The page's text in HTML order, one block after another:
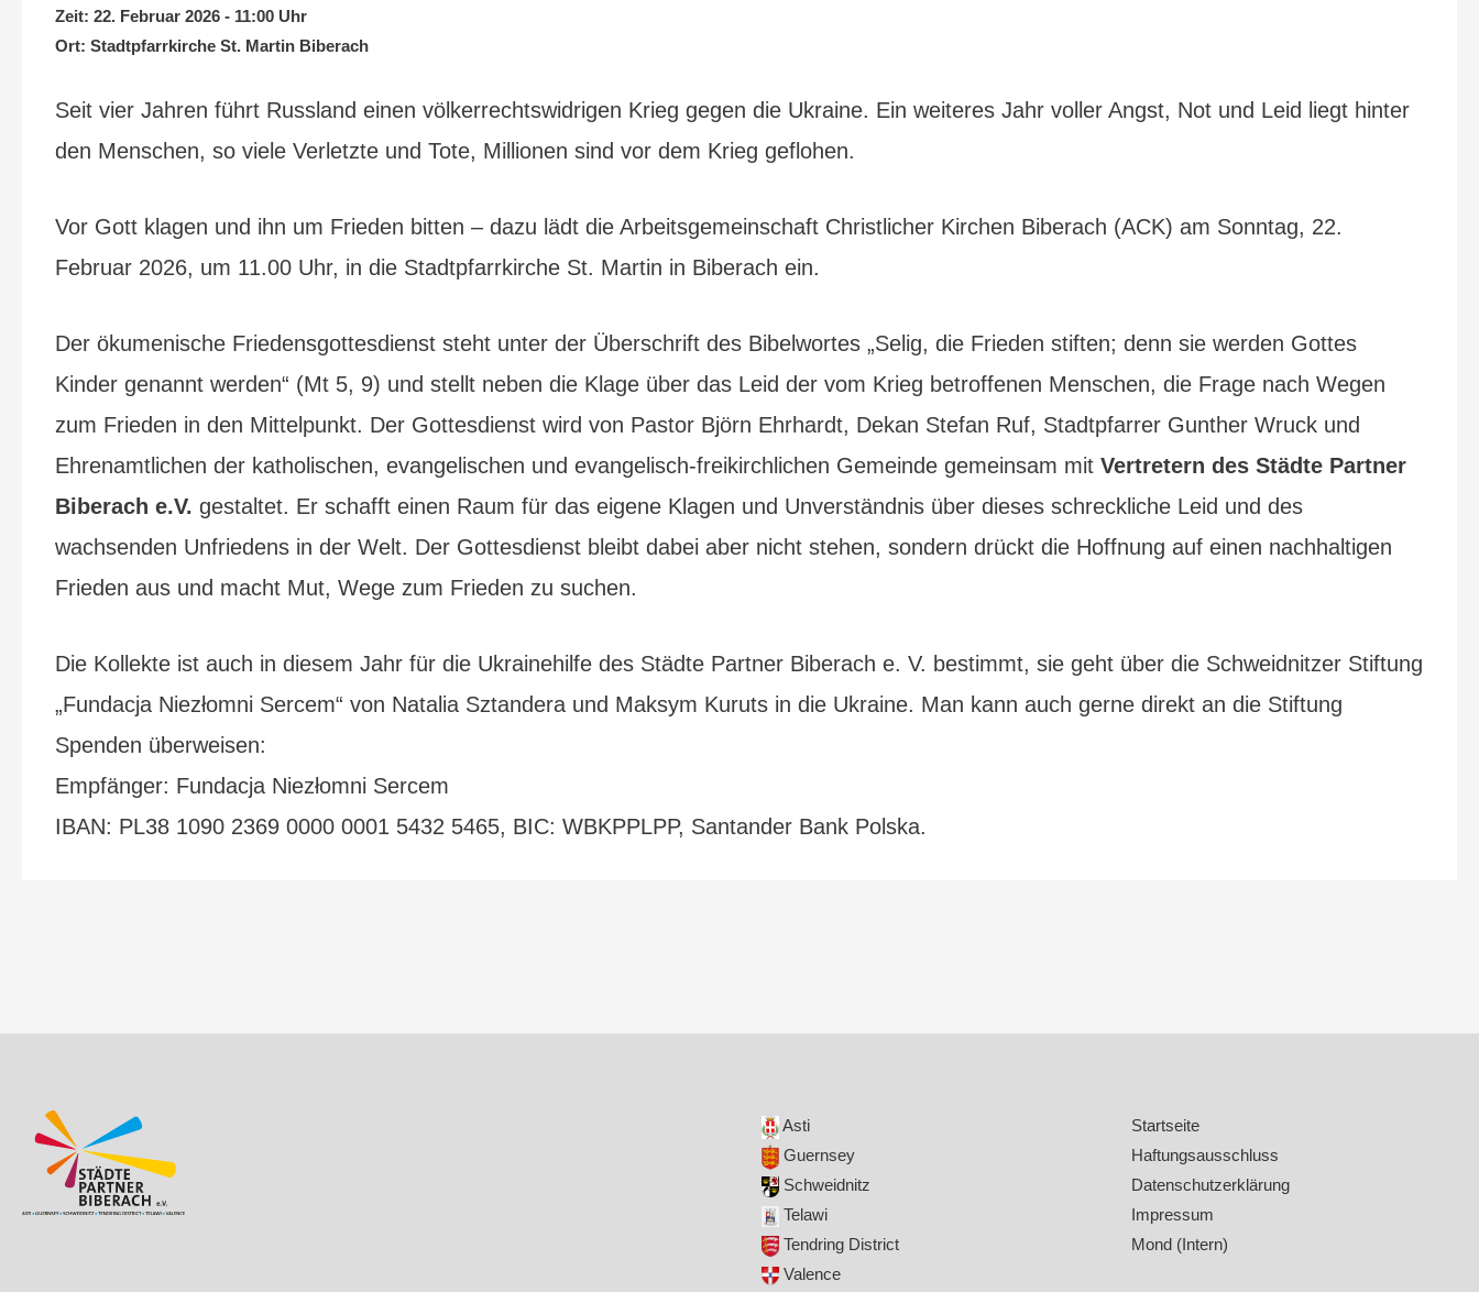
Zeit: 22. Februar 2026 - 11:00 Uhr
Ort: Stadtpfarrkirche St. Martin Biberach
Seit vier Jahren führt Russland einen völkerrechtswidrigen Krieg gegen die Ukraine. Ein weiteres Jahr voller Angst, Not und Leid liegt hinter
den Menschen, so viele Verletzte und Tote, Millionen sind vor dem Krieg geflohen.
Vor Gott klagen und ihn um Frieden bitten – dazu lädt die Arbeitsgemeinschaft Christlicher Kirchen Biberach (ACK) am Sonntag, 22.
Februar 2026, um 11.00 Uhr, in die Stadtpfarrkirche St. Martin in Biberach ein.
Der ökumenische Friedensgottesdienst steht unter der Überschrift des Bibelwortes „Selig, die Frieden stiften; denn sie werden Gottes
Kinder genannt werden“ (Mt 5, 9) und stellt neben die Klage über das Leid der vom Krieg betroffenen Menschen, die Frage nach Wegen
zum Frieden in den Mittelpunkt. Der Gottesdienst wird von Pastor Björn Ehrhardt, Dekan Stefan Ruf, Stadtpfarrer Gunther Wruck und
Ehrenamtlichen der katholischen, evangelischen und evangelisch-freikirchlichen Gemeinde gemeinsam mit Vertretern des Städte Partner
Biberach e.V. gestaltet. Er schafft einen Raum für das eigene Klagen und Unverständnis über dieses schreckliche Leid und des
wachsenden Unfriedens in der Welt. Der Gottesdienst bleibt dabei aber nicht stehen, sondern drückt die Hoffnung auf einen nachhaltigen
Frieden aus und macht Mut, Wege zum Frieden zu suchen.
Die Kollekte ist auch in diesem Jahr für die Ukrainehilfe des Städte Partner Biberach e. V. bestimmt, sie geht über die Schweidnitzer Stiftung
„Fundacja Niezłomni Sercem“ von Natalia Sztandera und Maksym Kuruts in die Ukraine. Man kann auch gerne direkt an die Stiftung
Spenden überweisen:
Empfänger: Fundacja Niezłomni Sercem
IBAN: PL38 1090 2369 0000 0001 5432 5465, BIC: WBKPPLPP, Santander Bank Polska.
Asti
Guernsey
Schweidnitz
Telawi
Tendring District
Valence
Startseite
Haftungsausschluss
Datenschutzerklärung
Impressum
Mond (Intern)